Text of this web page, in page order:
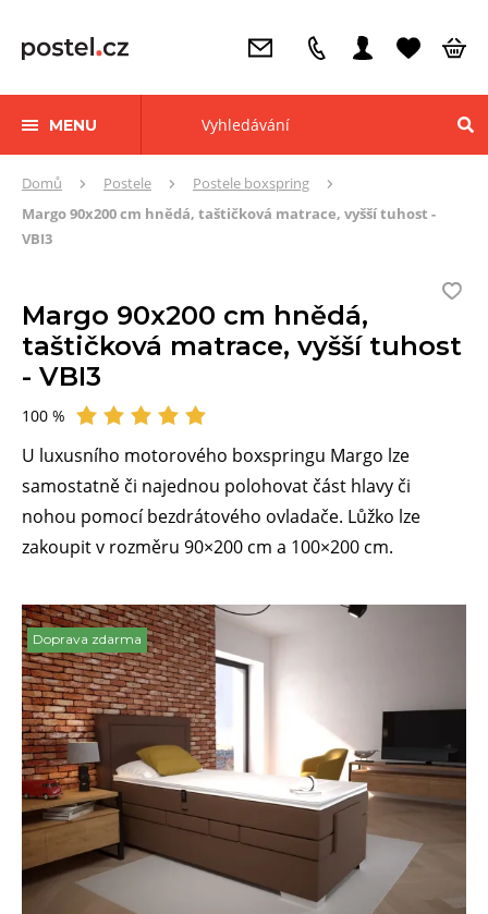
MENU
Zde
nacházíte:
Domů Postele
Postele boxspring
Margo 90x200 cm hnědá, taštičková matrace, vyšší tuhost -
VBI3
Margo 90x200 cm hnědá,
taštičková matrace, vyšší tuhost
- VBI3
Hodnocení
100 %
U luxusního motorového boxspringu Margo lze
samostatně či najednou polohovat část hlavy či
nohou pomocí bezdrátového ovladače. Lůžko lze
zakoupit v rozměru 90×200 cm a 100×200 cm.
Doprava zdarma